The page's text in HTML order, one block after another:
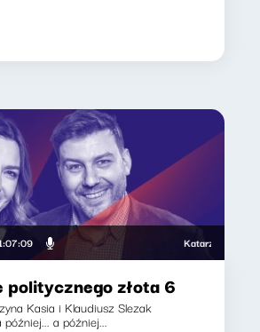
Katarzyna Kasia,
politycznego złota 6
Kasia i Klaudiusz Slezak
a później...